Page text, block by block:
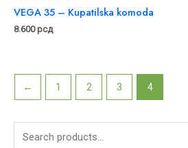
VEGA 35 – Kupatilska komoda
8.600рсд
← 1 2 3 4